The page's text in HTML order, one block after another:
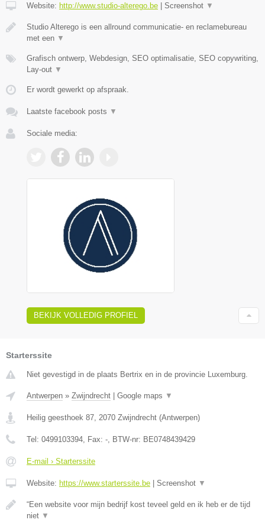
Website: http://www.studio-alterego.be Screenshot ▼
Studio Alterego is een allround communicatie- en reclamebureau
met een ▼
Grafisch ontwerp, Webdesign, SEO optimalisatie, SEO copywriting,
Lay-out ▼
Er wordt gewerkt op afspraak.
Laatste facebook posts ▼
Sociale media:
BEKIJK VOLLEDIG PROFIEL
Starterssite
Niet gevestigd in de plaats Bertrix en in de provincie Luxemburg.
Antwerpen » Zwijndrecht | Google maps ▼
Heilig geesthoek 87 2070 Zwijndrecht (Antwerpen)
Tel: 0499103394 , Fax: - , BTW-nr: BE0748439429
E-mail › Starterssite
Website: https://www.starterssite.be | Screenshot ▼
“Een website voor mijn bedrijf kost teveel geld en ik heb er de tijd
niet ▼